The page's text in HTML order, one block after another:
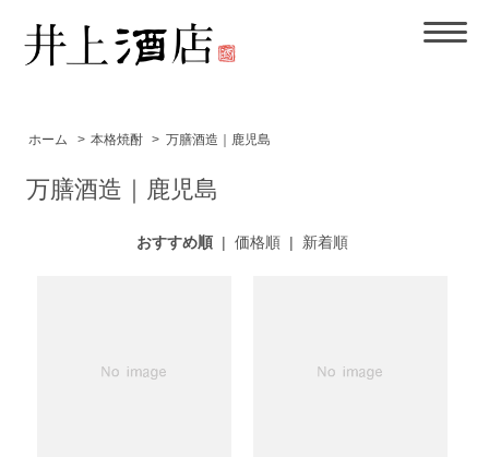
ホーム > 本格焼酎 > 万膳酒造｜鹿児島
万膳酒造｜鹿児島
おすすめ順| 価格順| 新着順